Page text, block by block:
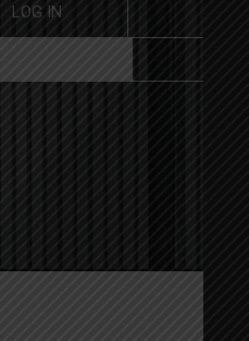
LOG IN